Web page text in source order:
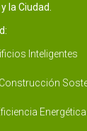
la Ciudad.
Inteligentes
Energética